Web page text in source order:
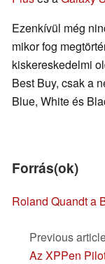
Ezenkívül még
mikor fog
kiskereskedelmi
Best Buy, csak a
Blue, White és
Forrás(ok)
Roland Quandt a
Previous
Az XPPen